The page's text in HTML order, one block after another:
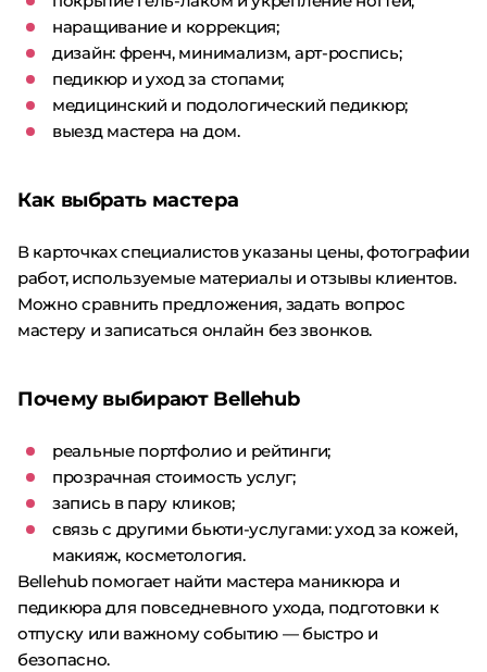
наращивание и коррекция;
дизайн: френч, минимализм, арт-роспись;
педикюр и уход за стопами;
медицинский и подологический педикюр;
выезд мастера на дом.
Как выбрать мастера
В карточках специалистов указаны цены, фотографии
работ, используемые материалы и отзывы клиентов.
Можно сравнить предложения, задать вопрос
мастеру и записаться онлайн без звонков.
Почему выбирают Bellehub
реальные портфолио и рейтинги;
прозрачная стоимость услуг;
запись в пару кликов;
связь с другими бьюти-услугами: уход за кожей,
макияж, косметология.
Bellehub помогает найти мастера маникюра и
педикюра для повседневного ухода, подготовки к
отпуску или важному событию — быстро и
безопасно.